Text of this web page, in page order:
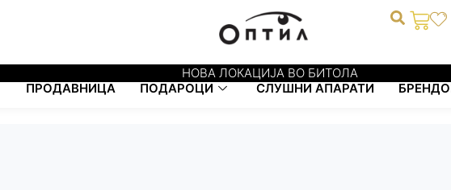
НОВА ЛОКАЦИЈА ВО БИТОЛА
ПРОДАВНИЦА ПОДАРОЦИ СЛУШНИ АПАРАТИ